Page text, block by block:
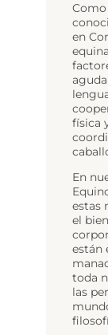
en
física
En
estas
el
están
toda
las